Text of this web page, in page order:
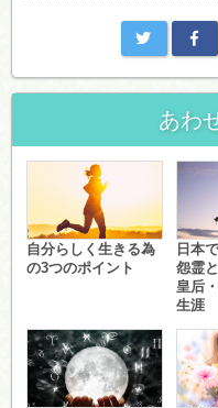
あわ
自分らしく生きる為
の3つのポイント
日本
怨霊
皇后
生涯